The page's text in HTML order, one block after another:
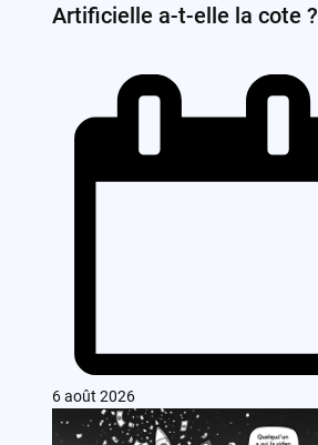
Artificielle a-t-elle la cote ?
6 août 2026